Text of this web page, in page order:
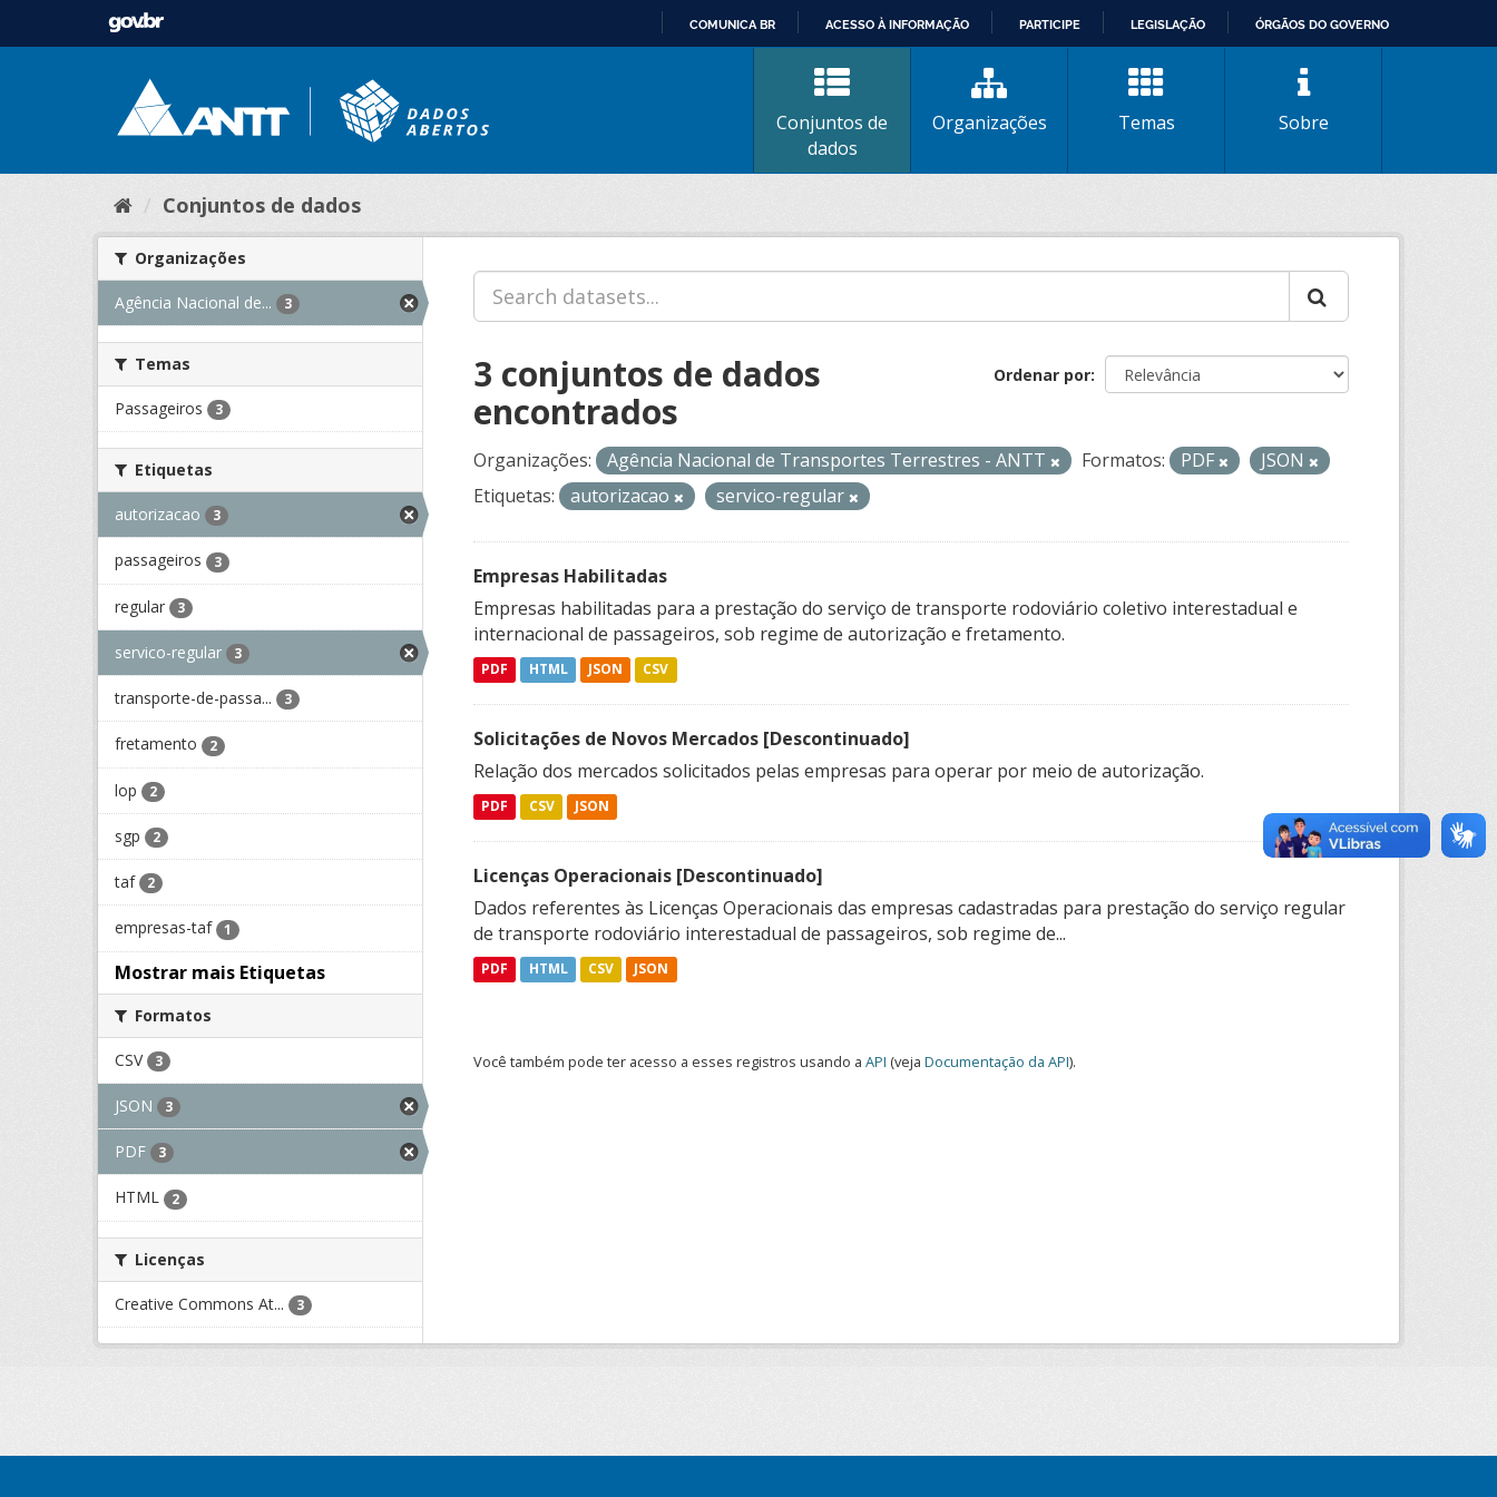
CONTEÚDO
COMUNICA BR ACESSO À INFORMAÇÃO PARTICIPE LEGISLAÇÃO ÓRGÃOS DO GOVERNO
Conjuntos de
dados
Organizações Temas Sobre
Conjuntos de dados
Organizações
Agência Nacional de... 3
Temas
Passageiros 3
Etiquetas
autorizacao 3
passageiros 3
regular 3
servico-regular 3
transporte-de-passa... 3
fretamento 2
lop 2
sgp 2
taf 2
empresas-taf 1
Mostrar mais Etiquetas
Formatos
CSV 3
JSON 3
PDF 3
HTML 2
Licenças
Creative Commons At... 3
Ordenar por
3 conjuntos de dados
encontrados
Organizações: Agência Nacional de Transportes Terrestres - ANTT Formatos: PDF
JSON
Etiquetas:
autorizacao servico-regular
Empresas Habilitadas
Empresas habilitadas para a prestação do serviço de transporte rodoviário coletivo interestadual e
internacional de passageiros, sob regime de autorização e fretamento.
PDF HTML JSON CSV
Solicitações de Novos Mercados [Descontinuado]
Relação dos mercados solicitados pelas empresas para operar por meio de autorização.
PDF CSV JSON
Licenças Operacionais [Descontinuado]
Dados referentes às Licenças Operacionais das empresas cadastradas para prestação do serviço regular
de transporte rodoviário interestadual de passageiros, sob regime de...
PDF HTML CSV JSON
Você também pode ter acesso a esses registros usando a API (veja Documentação da API).